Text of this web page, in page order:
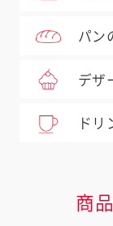
パン
デザ
ド
商